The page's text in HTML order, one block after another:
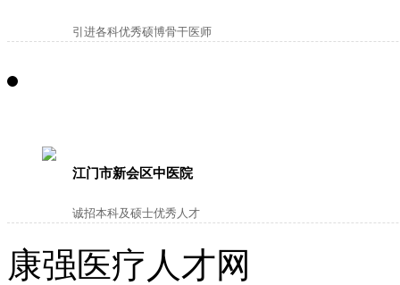
引进各科优秀硕博骨干医师
江门市新会区中医院
诚招本科及硕士优秀人才
康强医疗人才网